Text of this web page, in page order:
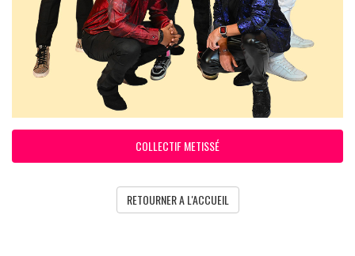
COLLECTIF METISSÉ
RETOURNER A L'ACCUEIL